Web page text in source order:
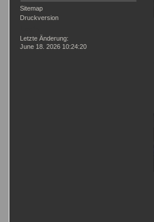
Sitemap
Druckversion
Letzte Änderung:
June 18. 2026 10:24:20